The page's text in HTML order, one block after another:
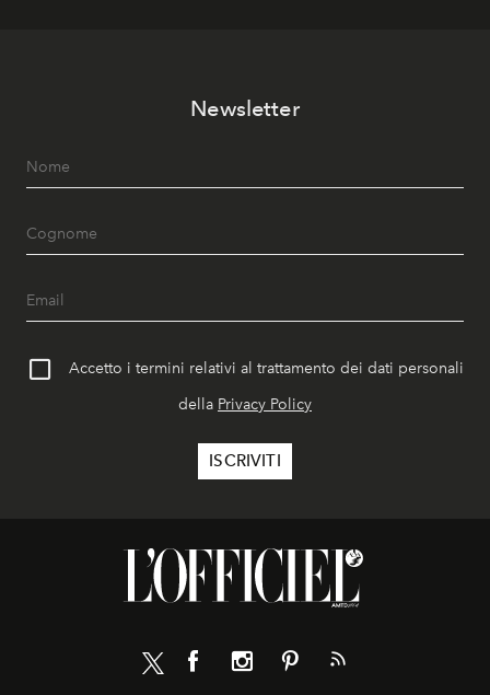
Newsletter
Accetto i termini relativi al trattamento dei dati personali
della Privacy Policy